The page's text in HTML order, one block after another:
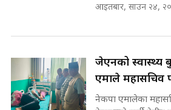
SIDHAKURA ||
SIDHAKURA
मन्त्री र पूर्व
अडियो | FULL
SIDHAKURA |
आइतबार, साउन २४,
जेएनको स्वास्थ्य
एमाले महासचिव
नेकपा एमालेका